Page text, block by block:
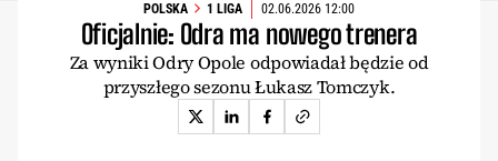
POLSKA 1 LIGA 02.06.2026 12:00
Oficjalnie: Odra ma nowego trenera
Za wyniki Odry Opole odpowiadał będzie od
przyszłego sezonu Łukasz Tomczyk.